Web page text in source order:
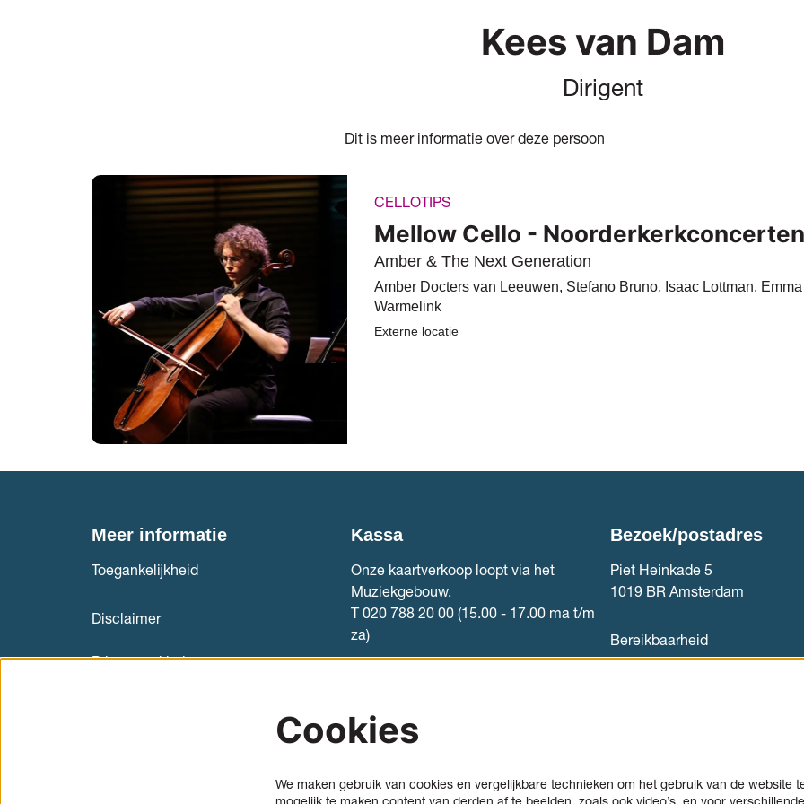
Kees van Dam
Dirigent
Dit is meer informatie over deze persoon
Mellow Cello - Noorderkerkconcerten
Amber & The Next Generation
CELLOTIPS
Amber Docters van Leeuwen, Stefano Bruno, Isaac Lottman, Emma
Warmelink
Externe locatie
Meer informatie
Toegankelijkheid
Disclaimer
Privacyverklaring
Kassa
Onze kaartverkoop loopt via het
Muziekgebouw.
T 020 788 20 00 (15.00 - 17.00 ma t/m
za)
Bezoek/postadres
Piet Heinkade 5
1019 BR Amsterdam
Bereikbaarheid
Cookies
We maken gebruik van cookies en vergelijkbare technieken om het gebruik van de website